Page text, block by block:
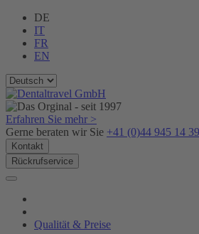
DE
IT
FR
EN
Erfahren Sie mehr >
Gerne beraten wir Sie +41 (0)44 945 14 39
Kontakt
Rückrufservice
Qualität & Preise